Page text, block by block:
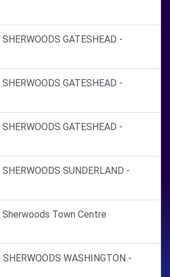
GATESHEAD -
GATESHEAD -
GATESHEAD -
SUNDERLAND -
Town Centre
WASHINGTON -